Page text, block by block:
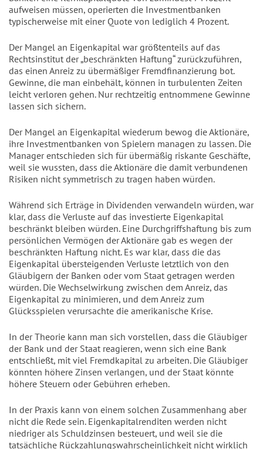
aufweisen müssen, operierten die Investmentbanken
typischerweise mit einer Quote von lediglich 4 Prozent.
Der Mangel an Eigenkapital war größtenteils auf das
Rechtsinstitut der „beschränkten Haftung“ zurückzuführen,
das einen Anreiz zu übermäßiger Fremdfinanzierung bot.
Gewinne, die man einbehält, können in turbulenten Zeiten
leicht verloren gehen. Nur rechtzeitig entnommene Gewinne
lassen sich sichern.
Der Mangel an Eigenkapital wiederum bewog die Aktionäre,
ihre Investmentbanken von Spielern managen zu lassen. Die
Manager entschieden sich für übermäßig riskante Geschäfte,
weil sie wussten, dass die Aktionäre die damit verbundenen
Risiken nicht symmetrisch zu tragen haben würden.
Während sich Erträge in Dividenden verwandeln würden, war
klar, dass die Verluste auf das investierte Eigenkapital
beschränkt bleiben würden. Eine Durchgriffshaftung bis zum
persönlichen Vermögen der Aktionäre gab es wegen der
beschränkten Haftung nicht. Es war klar, dass die das
Eigenkapital übersteigenden Verluste letztlich von den
Gläubigern der Banken oder vom Staat getragen werden
würden. Die Wechselwirkung zwischen dem Anreiz, das
Eigenkapital zu minimieren, und dem Anreiz zum
Glücksspielen verursachte die amerikanische Krise.
In der Theorie kann man sich vorstellen, dass die Gläubiger
der Bank und der Staat reagieren, wenn sich eine Bank
entschließt, mit viel Fremdkapital zu arbeiten. Die Gläubiger
könnten höhere Zinsen verlangen, und der Staat könnte
höhere Steuern oder Gebühren erheben.
In der Praxis kann von einem solchen Zusammenhang aber
nicht die Rede sein. Eigenkapitalrenditen werden nicht
niedriger als Schuldzinsen besteuert, und weil sie die
tatsächliche Rückzahlungswahrscheinlichkeit nicht wirklich